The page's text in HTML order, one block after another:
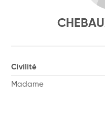
Civilité
Madame